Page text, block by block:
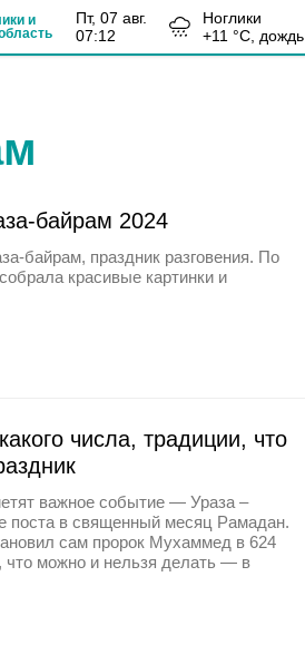
и
пт, 07 авг.
07:12
Ноглики
+11 °С, дождь
байрам 2024
байрам, праздник разговения. По
красивые картинки и
числа, традиции, что
важное событие — Ураза –
поста в священный месяц Рамадан.
сам пророк Мухаммед в 624
что можно и нельзя делать — в